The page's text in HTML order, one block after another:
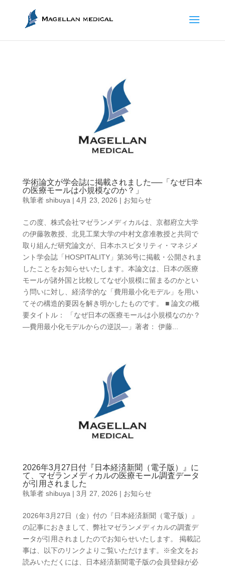
学術論文が学会誌に掲載されました──「なぜ日本
の医療モールは小規模なのか？」
執筆者 shibuya | 4月 23, 2026 | お知らせ
この度、株式会社マゼランメディカルは、京都府立大学
の伊藤敦教授、北見工業大学の中村文彦准教授と共同で
取り組んだ研究論文が、日本ホスピタリティ・マネジメ
ント学会誌「HOSPITALITY」第36号に掲載・公開されま
したことをお知らせいたします。本論文は、日本の医療
モールが諸外国と比較してなぜ小規模に留まるのかとい
う問いに対し、経済学的な「費用最小化モデル」を用い
てその構造的要因を解き明かしたものです。 ■ 論文の概
要タイトル： 「なぜ日本の医療モールは小規模なのか？
―費用最小化モデルからの逆説―」著者： 伊藤...
2026年3月27日付『日本経済新聞（電子版）』に
て、マゼランメディカルの医療モール調査データ
が引用されました
執筆者 shibuya| 3月 27, 2026 | お知らせ
2026年3月27日（金）付の『日本経済新聞（電子版）』
の記事におきまして、弊社マゼランメディカルの調査デ
ータが引用されましたのでお知らせいたします。 掲載記
事は、以下のリンクよりご覧いただけます。※全文をお
読みいただくには、日本経済新聞電子版の会員登録が必